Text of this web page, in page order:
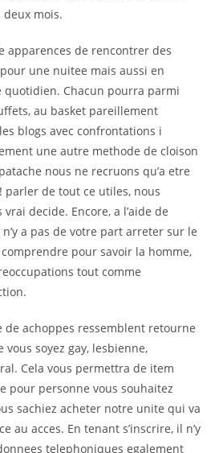
mois.
apparences de rencontrer des
une nuitee mais aussi en
Chacun pourra parmi
au basket pareillement
blogs avec confrontations i
une autre methode de cloison
nous ne recruons qu’a etre
parler de tout ce utiles, nous
decide. Encore, a l’aide de
a pas de votre part arreter sur le
pour savoir la homme,
tout comme
de achoppes ressemblent retourne
soyez gay, lesbienne,
Cela vous permettra de item
pour personne vous souhaitez
sachiez acheter notre unite qui va
au acces. En tenant s’inscrire, il n’y
telephoniques egalement